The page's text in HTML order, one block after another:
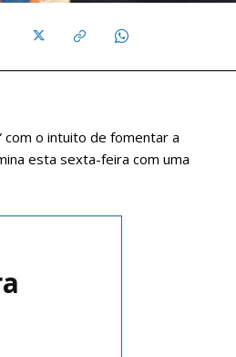
com o intuito de fomentar a
esta sexta-feira com uma